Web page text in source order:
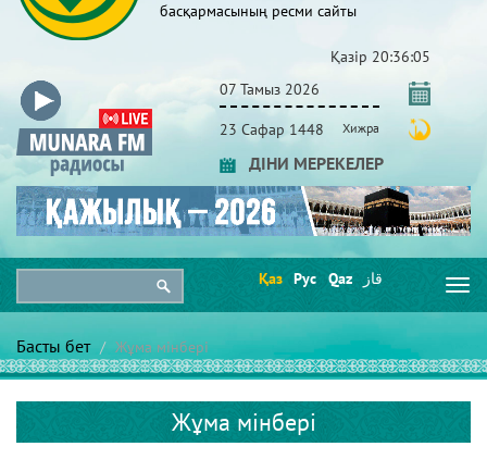
басқармасының ресми сайты
Қазір 20:36:06
07 Тамыз 2026
23 Сафар 1448 Хижра
ДІНИ МЕРЕКЕЛЕР
Қаз Рус Qaz قاز
Басты бет Жұма мінбері
Жұма мінбері